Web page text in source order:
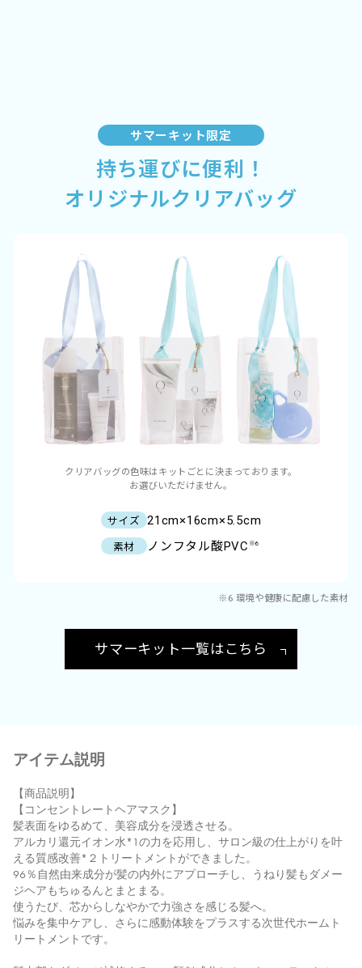
サマーキット限定
持ち運びに便利！
オリジナルクリアバッグ
クリアバッグの色味はキットごとに決まっております。
お選びいただけません。
サイズ 21cm×16cm×5.5cm
素材 ノンフタル酸PVC ※6
※6 環境や健康に配慮した素材
サマーキット一覧はこちら
アイテム説明
【商品説明】
【コンセントレートヘアマスク】
髪表面をゆるめて、美容成分を浸透させる。
アルカリ還元イオン水*1の力を応用し、サロン級の仕上がりを叶
える質感改善*２トリートメントができました。
96％自然由来成分が髪の内外にアプローチし、うねり髪もダメー
ジヘアもちゅるんとまとまる。
使うたび、芯からしなやかで力強さを感じる髪へ。
悩みを集中ケアし、さらに感動体験をプラスする次世代ホームト
リートメントです。